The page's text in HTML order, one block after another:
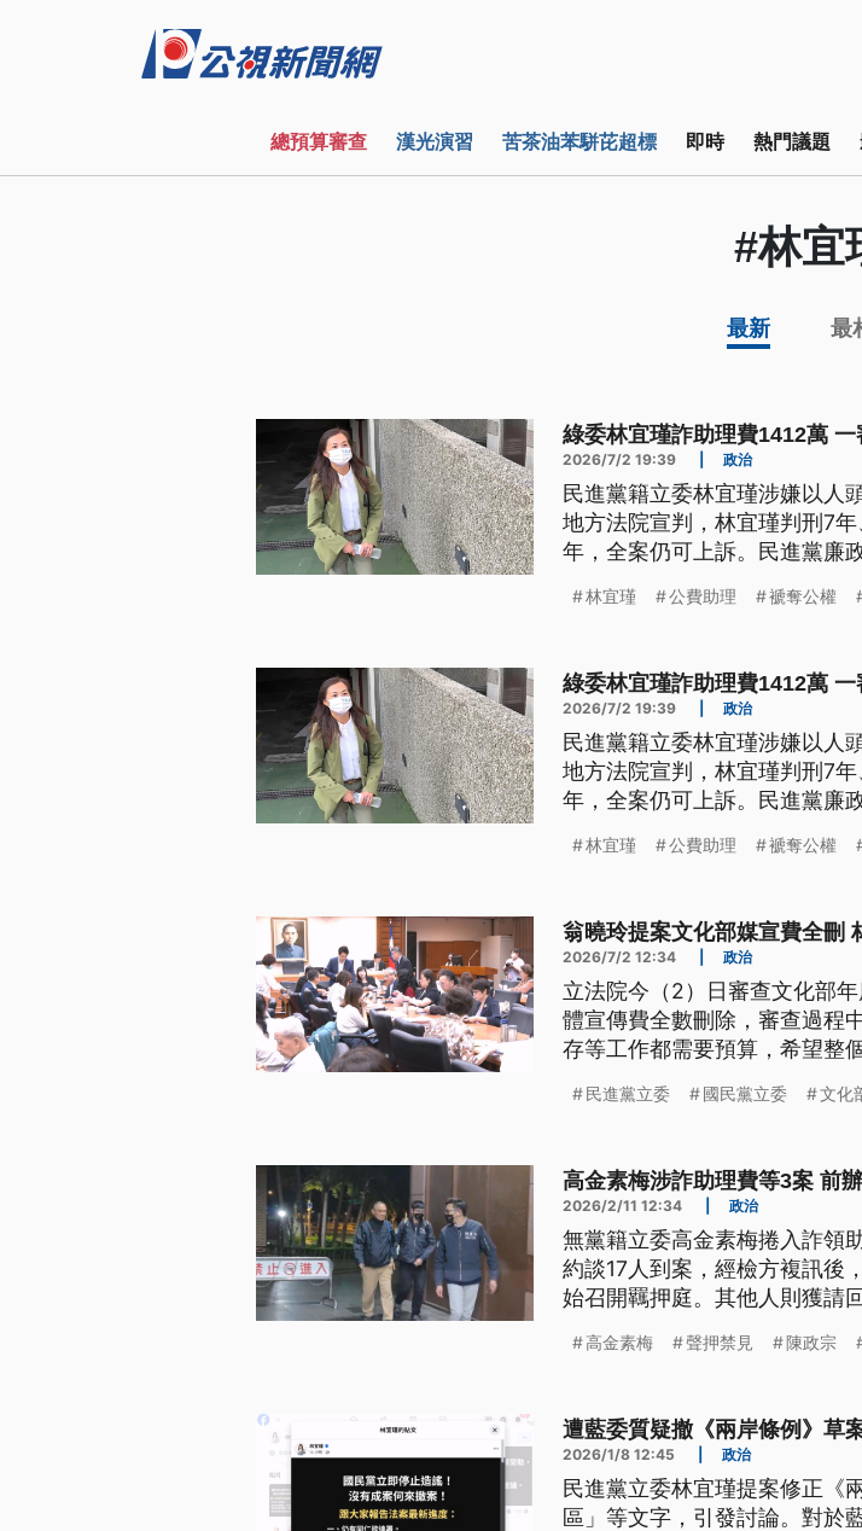
總預算審查 漢光演習 苦茶油苯駢芘超標 即時 熱門議題
#林宜
最新 最
綠委林宜瑾詐助理費1412萬
2026/7/2 19:39 政治
民進黨籍立委林宜瑾涉嫌以人
地方法院宣判，林宜瑾判刑7
年，全案仍可上訴。民進黨廉
林宜瑾 公費助理 褫奪公權
綠委林宜瑾詐助理費1412萬
2026/7/2 19:39 政治
民進黨籍立委林宜瑾涉嫌以人
地方法院宣判，林宜瑾判刑7
年，全案仍可上訴。民進黨廉
林宜瑾 公費助理 褫奪公權
翁曉玲提案文化部媒宣費全刪
2026/7/2 12:34 政治
立法院今（2）日審查文化部
體宣傳費全數刪除，審查過程
存等工作都需要預算，希望整
民進黨立委 國民黨立委 文化
高金素梅涉詐助理費等3案 前
2026/2/11 12:34 政治
無黨籍立委高金素梅捲入詐領
約談17人到案，經檢方複訊後
始召開羈押庭。其他人則獲請
期再訊問。
高金素梅 聲押禁見 陳政宗
遭藍委質疑撤《兩岸條例》草
2026/1/8 12:45 政治
民進黨立委林宜瑾提案修正《
區」等文字，引發討論。對於